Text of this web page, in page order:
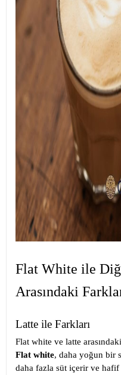
Flat White ile
Arasındaki
Latte ile Farkları
Flat white ve latte
Flat white, daha yoğun bir
daha fazla süt içerir ve